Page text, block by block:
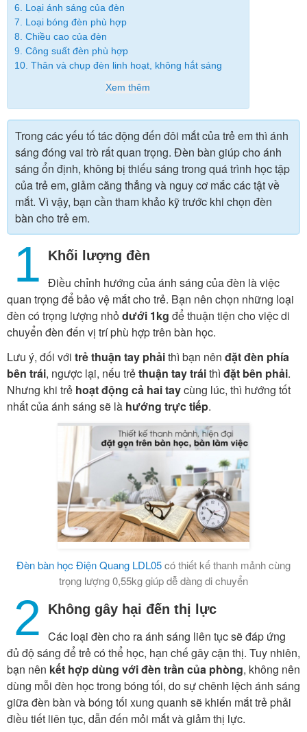
6. Loại ánh sáng của đèn
7. Loại bóng đèn phù hợp
8. Chiều cao của đèn
9. Công suất đèn phù hợp
10. Thân và chụp đèn linh hoạt, không hắt sáng
Xem thêm
Trong các yếu tố tác động đến đôi mắt của trẻ em thì ánh
sáng đóng vai trò rất quan trọng. Đèn bàn giúp cho ánh
sáng ổn định, không bị thiếu sáng trong quá trình học tập
của trẻ em, giảm căng thẳng và nguy cơ mắc các tật về
mắt. Vì vậy, bạn cần tham khảo kỹ trước khi chọn đèn
bàn cho trẻ em.
1 Khối lượng đèn
Điều chỉnh hướng của ánh sáng của đèn là việc
quan trọng để bảo vệ mắt cho trẻ. Bạn nên chọn những loại
đèn có trọng lượng nhỏdưới 1kg để thuận tiện cho việc di
chuyển đèn đến vị trí phù hợp trên bàn học.
Lưu ý, đối với trẻ thuận tay phảithì bạn nên đặt đèn phía
bên trái, ngược lại, nếu trẻthuận tay tráithì đặt bên phải.
Nhưng khi trẻ hoạt động cả hai taycùng lúc, thì hướng tốt
nhất của ánh sáng sẽ là hướng trực tiếp.
Đèn bàn học Điện Quang LDL05có thiết kế thanh mảnh cùng
trọng lượng 0,55kg giúp dễ dàng di chuyển
2 Không gây hại đến thị lực
Các loại đèn cho ra ánh sáng liên tục sẽ đáp ứng
đủ độ sáng để trẻ có thể học, hạn chế gây cận thị. Tuy nhiên,
bạn nên kết hợp dùng với đèn trần của phòng, không nên
dùng mỗi đèn học trong bóng tối, do sự chênh lệch ánh sáng
giữa đèn bàn và bóng tối xung quanh sẽ khiến mắt trẻ phải
điều tiết liên tục, dẫn đến mỏi mắt và giảm thị lực.